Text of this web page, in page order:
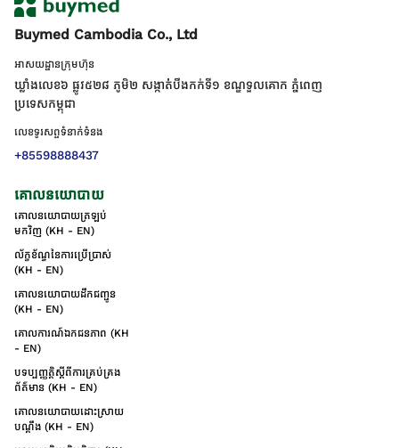
Buymed Cambodia Co., Ltd
អាសយដ្ឋានក្រុមហ៊ុន
ឃ្លាំងលេខ៦ ផ្លូវ៥២៨ ភូមិ២ សង្កាត់់បឹងកក់ទី១ ខណ្ឌទួលគោក ភ្នំពេញ
ប្រទេសកម្ពុជា
លេខទូរសព្ទទំនាក់ទំនង
+85598888437
គោលនយោបាយ
គោលនយោបាយត្រឡប់
មកវិញ (KH - EN)
ល័ក្ខខ័ណ្ឌនៃការប្រើប្រាស់
(KH - EN)
គោលនយោបាយដឹកជញ្ជូន
(KH - EN)
គោលការណ៍ឯកជនភាព (KH
- EN)
បទប្បញ្ញត្តិស្តីពីការគ្រប់គ្រង
ព័ត៌មាន (KH - EN)
គោលនយោបាយដោះស្រាយ
បណ្ដឹង (KH - EN)